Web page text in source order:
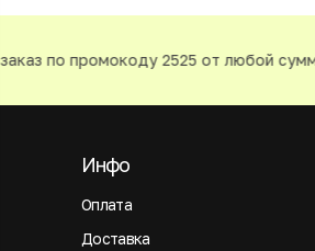
по промокоду 2525 от любой суммы
Оплата
Инфо
Доставка